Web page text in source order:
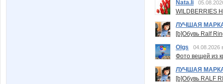
Nata.li
ЛУЧШАЯ
[b]Обувь Ralf
Olgs
04.08.2026
Фото вещей из
ЛУЧШАЯ
[b]Обувь RALF